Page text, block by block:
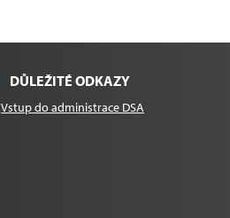
DŮLEŽITÉ ODKAZY
Vstup do administrace DSA